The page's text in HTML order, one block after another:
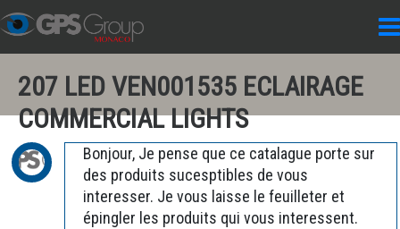
207 LED VEN001535 ECLAIRAGE
COMMERCIAL LIGHTS
Bonjour, Je pense que ce catalague porte sur
des produits sucesptibles de vous
interesser. Je vous laisse le feuilleter et
épingler les produits qui vous interessent.